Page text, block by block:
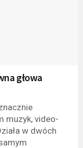
głowa
muzyk, video-
w dwóch